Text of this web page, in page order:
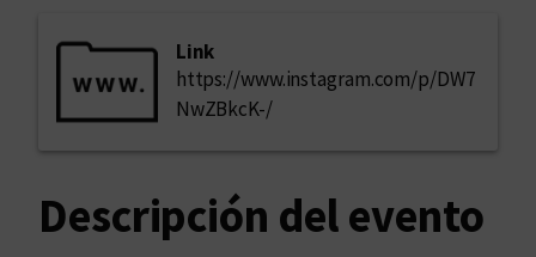
Link
https://www.instagram.com/p/DW7
NwZBkcK-/
Descripción del evento